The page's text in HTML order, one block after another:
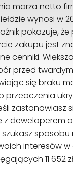
marża netto
wynosi w
pokazuje,
zakupu jest
cenniki.
przed
się braku
przeoczenia
zastanawiasz
deweloperem
sposobu
interesów
11 652